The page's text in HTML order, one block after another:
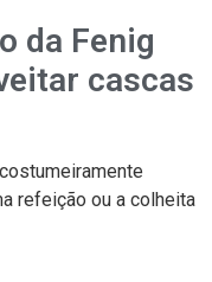
da Fenig
cascas
refeição ou a colheita